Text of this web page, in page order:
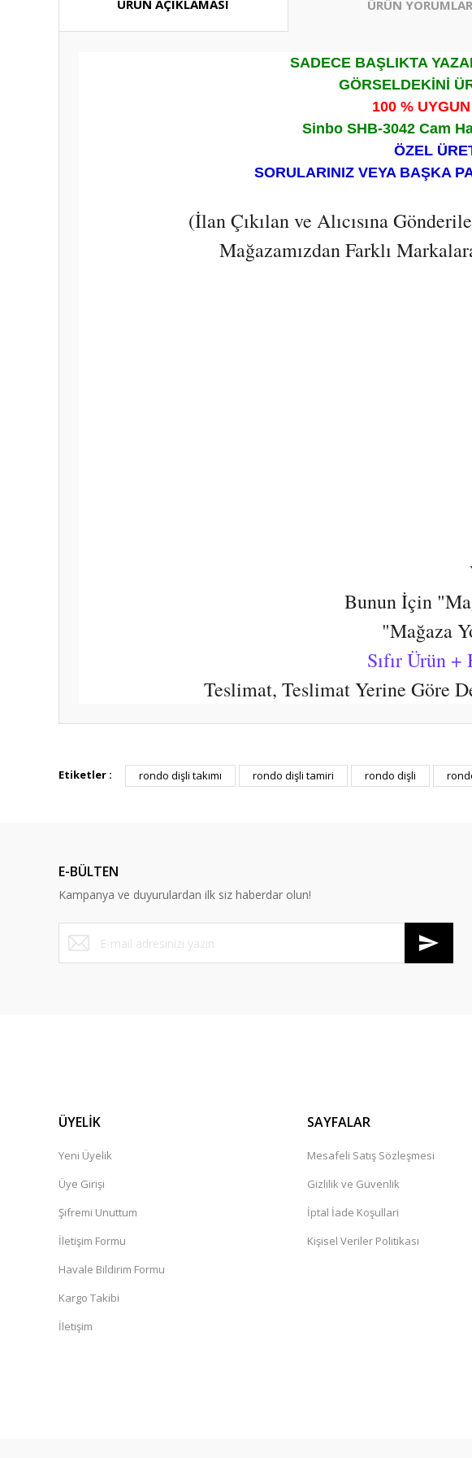
ÜRÜN AÇIKLAMASI ÜRÜN
SADECE BAŞLIKTA
GÖRSELDEKİNİ
100 %
Sinbo SHB-3042 Cam
ÖZEL
SORULARINIZ VEYA BAŞKA
(İlan Çıkılan ve Alıcısına
Mağazamızdan Farklı
Bunun İçin
"Mağaza
Sıfır Ürün
Teslimat, Teslimat Yerine Göre
Görüş ve önerileriniz için teşekkür ederiz.
Ürün fiyatı diğer sitelerden daha pahalı.
Bu ürüne benzer farklı alternatifler olmalı.
Etiketler : rondo dişli takımı rondo dişli tamiri rondo dişli
E-BÜLTEN
Kampanya ve duyurulardan ilk siz haberdar olun!
ÜYELİK
Yeni Üyelik
Üye Girişi
Şifremi Unuttum
İletişim Formu
Havale Bildirim Formu
Kargo Takibi
İletişim
SAYFALAR
Mesafeli Satış Sözleşmesi
Gizlilik ve Güvenlik
İptal İade Koşullari
Kişisel Veriler Politikası